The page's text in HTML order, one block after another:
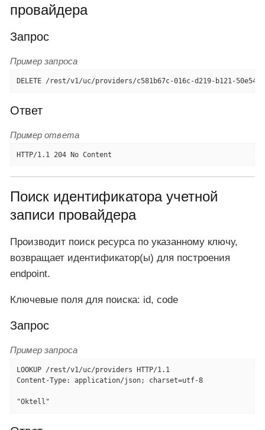
провайдера
Запрос
Пример запроса
DELETE /rest/v1/uc/providers/c581b67c-016c-d219-b121-
Ответ
Пример ответа
HTTP/1.1 204 No Content
Поиск идентификатора учетной
записи провайдера
Производит поиск ресурса по указанному ключу,
возвращает идентификатор(ы) для построения
endpoint.
Ключевые поля для поиска: id, code
Запрос
Пример запроса
LOOKUP /rest/v1/uc/providers HTTP/1.1
Content-Type: application/json; charset=utf-8
"Oktell"